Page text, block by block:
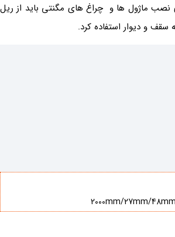
نصب ماژول ها و چراغ های مگنتی باید از ریل
سقف و دیوار استفاده کرد.